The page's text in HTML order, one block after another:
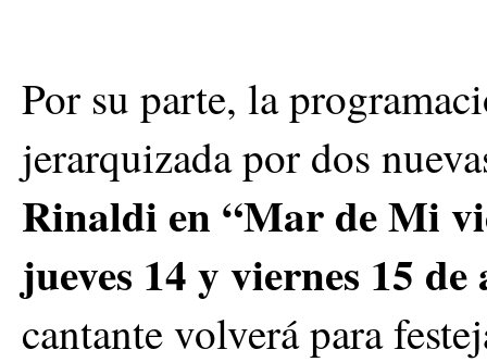
Por su parte, la
jerarquizada por dos
Rinaldi en “Mar de Mi
jueves 14 y viernes 15
cantante volverá para